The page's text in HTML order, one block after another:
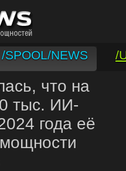
/SPOOL/NEWS
/
что на
тыс. ИИ-
года её